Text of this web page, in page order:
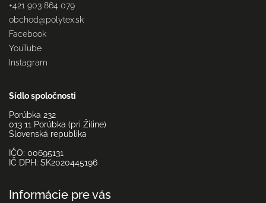
+421 903 864 079
obchod@polytex.sk
Facebook
YouTube
Instagram
Sídlo spoločnosti
Porúbka 232
013 11 Porúbka (pri Žiline)
Slovenská republika
IČO: 00695131
IČ DPH: SK2020445196
Informácie pre vás